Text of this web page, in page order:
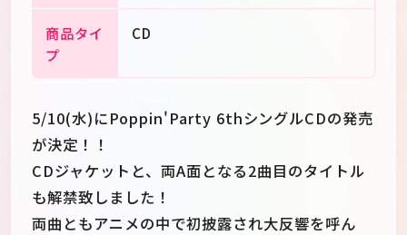
商品タイ
プ
CD
5/10(水)にPoppin'Party 6thシングルCDの発売
が決定！！
CDジャケットと、両A面となる2曲目のタイトル
も解禁致しました！
両曲ともアニメの中で初披露され大反響を呼ん